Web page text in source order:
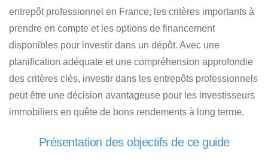
entrepôt professionnel en France, les critères importants à
prendre en compte et les options de financement
disponibles pour investir dans un dépôt. Avec une
planification adéquate et une compréhension approfondie
des critères clés, investir dans les entrepôts professionnels
peut être une décision avantageuse pour les investisseurs
immobiliers en quête de bons rendements à long terme.
Présentation des objectifs de ce guide